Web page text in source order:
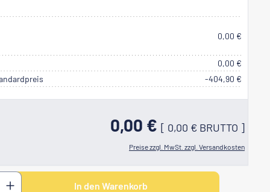
0,00 €
0,00 €
-404,90 €
0,00 € [ 0,00 € BRUTTO ]
Preise zzgl. MwSt. zzgl. Versandkosten
gewünschten Wert ein oder benutze
In den Warenkorb